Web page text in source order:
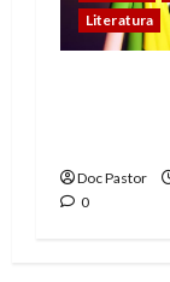
Literatura
Doc Pastor
0